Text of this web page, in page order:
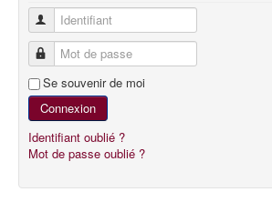
Identifiant
Mot de passe
Se souvenir de moi
Connexion
Identifiant oublié ?
Mot de passe oublié ?